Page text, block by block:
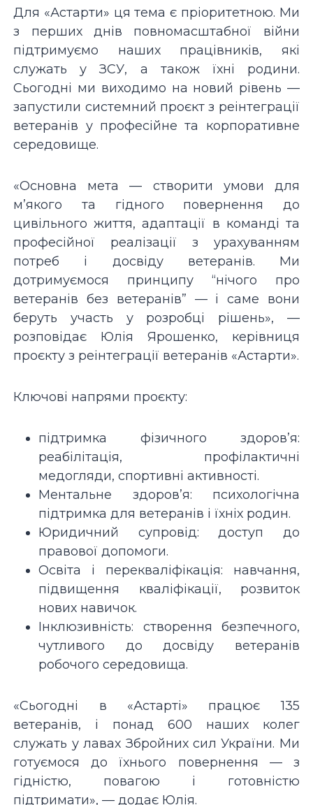
Для «Астарти» ця тема є пріоритетною. Ми
з перших днів повномасштабної війни
підтримуємо наших працівників, які
служать у ЗСУ, а також їхні родини.
Сьогодні ми виходимо на новий рівень —
запустили системний проєкт з реінтеграції
ветеранів у професійне та корпоративне
середовище.
«Основна мета — створити умови для
м’якого та гідного повернення до
цивільного життя, адаптації в команді та
професійної реалізації з урахуванням
потреб і досвіду ветеранів. Ми
дотримуємося принципу “нічого про
ветеранів без ветеранів” — і саме вони
беруть участь у розробці рішень», —
розповідає Юлія Ярошенко, керівниця
проєкту з реінтеграції ветеранів «Астарти».
Ключові напрями проєкту:
підтримка фізичного здоров’я:
реабілітація, профілактичні
медогляди, спортивні активності.
Ментальне здоров’я: психологічна
підтримка для ветеранів і їхніх родин.
Юридичний супровід: доступ до
правової допомоги.
Освіта і перекваліфікація: навчання,
підвищення кваліфікації, розвиток
нових навичок.
Інклюзивність: створення безпечного,
чутливого до досвіду ветеранів
робочого середовища.
«Сьогодні в «Астарті» працює 135
ветеранів, і понад 600 наших колег
служать у лавах Збройних сил України. Ми
готуємося до їхнього повернення — з
гідністю, повагою і готовністю
підтримати», — додає Юлія.